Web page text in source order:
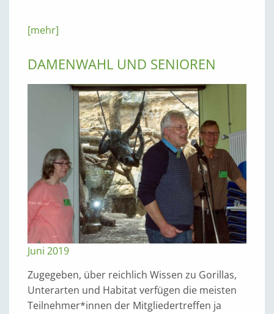
[mehr]
DAMENWAHL UND SENIOREN
Juni 2019
Zugegeben, über reichlich Wissen zu Gorillas,
Unterarten und Habitat verfügen die meisten
Teilnehmer*innen der Mitgliedertreffen ja